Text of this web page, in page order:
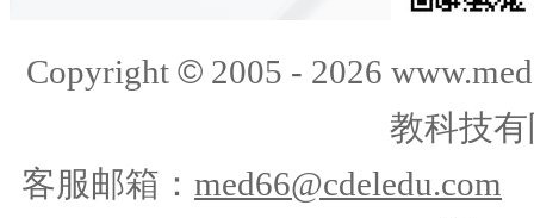
Copyright ©2005 - 2026
教科技
客服邮箱： med66@cdeledu.com